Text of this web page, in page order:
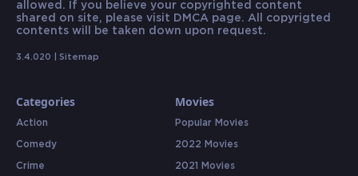
allowed. If you believe your copyrighted content
shared on site, please visit DMCA page. All copyrigted
contents will be taken down upon request.
3.4.020 | Sitemap
Categories
Action
Comedy
Crime
Movies
Popular Movies
2022 Movies
2021 Movies